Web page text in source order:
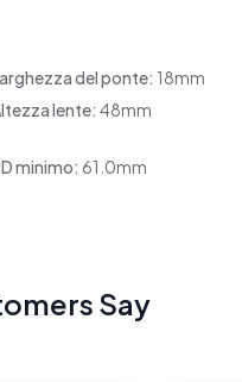
del ponte: 18mm
lente: 48mm
minimo: 61.0mm
Say